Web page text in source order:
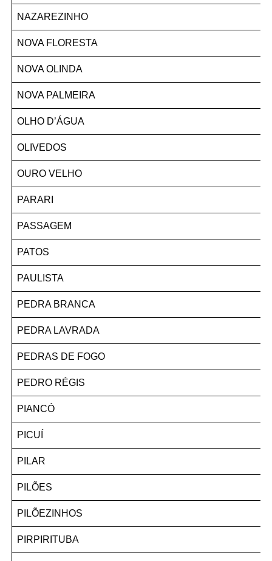
NAZAREZINHO
NOVA FLORESTA
NOVA OLINDA
NOVA PALMEIRA
OLHO D’ÁGUA
OLIVEDOS
OURO VELHO
PARARI
PASSAGEM
PATOS
PAULISTA
PEDRA BRANCA
PEDRA LAVRADA
PEDRAS DE FOGO
PEDRO RÉGIS
PIANCÓ
PICUÍ
PILAR
PILÕES
PILÕEZINHOS
PIRPIRITUBA